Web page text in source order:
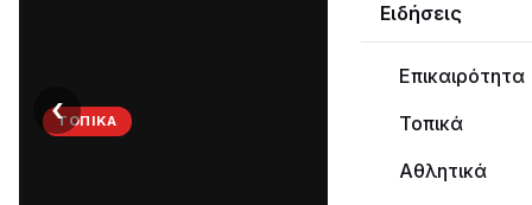
Ειδήσεις
Επικαιρότητα
Τοπικά
Αθλητικά
ΤΟΠΙΚΆ
‹